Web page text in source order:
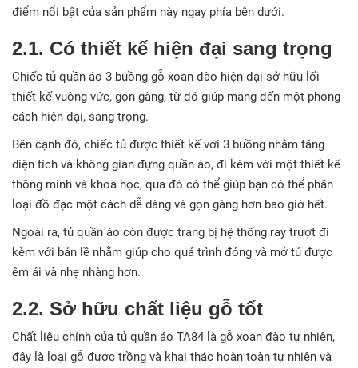
điểm nổi bật của sản phẩm này ngay phía bên dưới.
2.1. Có thiết kế hiện đại sang trọng
Chiếc tủ quần áo 3 buồng gỗ xoan đào hiện đại sở hữu lối
thiết kế vuông vức, gọn gàng, từ đó giúp mang đến một phong
cách hiện đại, sang trọng.
Bên cạnh đó, chiếc tủ được thiết kế với 3 buồng nhằm tăng
diện tích và không gian đựng quần áo, đi kèm với một thiết kế
thông minh và khoa học, qua đó có thể giúp bạn có thể phân
loại đồ đạc một cách dễ dàng và gọn gàng hơn bao giờ hết.
Ngoài ra, tủ quần áo còn được trang bị hệ thống ray trượt đi
kèm với bản lề nhằm giúp cho quá trình đóng và mở tủ được
êm ái và nhẹ nhàng hơn.
2.2. Sở hữu chất liệu gỗ tốt
Chất liệu chính của tủ quần áo TA84 là gỗ xoan đào tự nhiên,
đây là loại gỗ được trồng và khai thác hoàn toàn tự nhiên và